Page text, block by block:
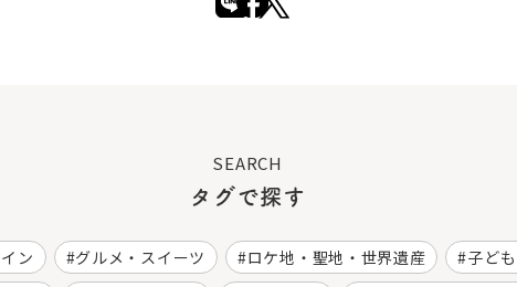
SEARCH
タグで探す
ン グルメ・スイーツ ロケ地・聖地・世界遺産 子ど